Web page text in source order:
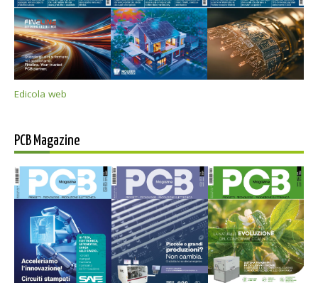
Edicola web
PCB Magazine